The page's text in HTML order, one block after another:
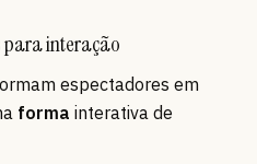
para interação
espectadores em
forma interativa de